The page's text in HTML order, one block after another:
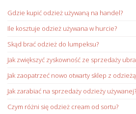
Gdzie kupić odzież używaną na handel?
Ile kosztuje odzież używana w hurcie?
Skąd brać odzież do lumpeksu?
Jak zwiększyć zyskowność ze sprzedaży
Jak zaopatrzeć nowo otwarty sklep z
Jak zarabiać na sprzedaży odzieży używanej?
Czym różni się odzież cream od sortu?